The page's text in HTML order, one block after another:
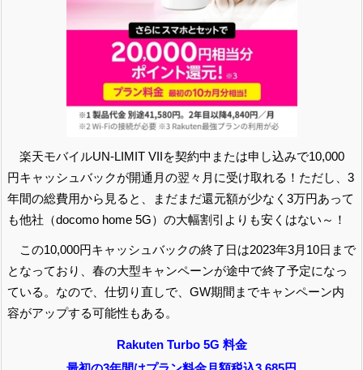
楽天モバイルUN-LIMIT VIIを契約中または申し込みで10,000
円キャッシュバックが開通月の翌々月に受け取れる！ただし、3
年間の総費用から見ると、まだまだ還元額が少なく3万円あって
も他社（docomo home 5G）の大幅割引よりも安くはない～！
この10,000円キャッシュバックの終了日は2023年3月10日まで
となっており、春の大型キャンペーンが途中で終了予定になっ
ている。なので、仕切り直しで、GW期間までキャンペーン内
容がアップする可能性もある。
Rakuten Turbo 5G 料金